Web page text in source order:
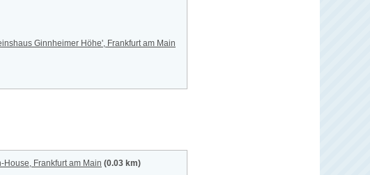
Ginnheimer Höhe', Frankfurt am Main
House, Frankfurt am Main (0.03 km)